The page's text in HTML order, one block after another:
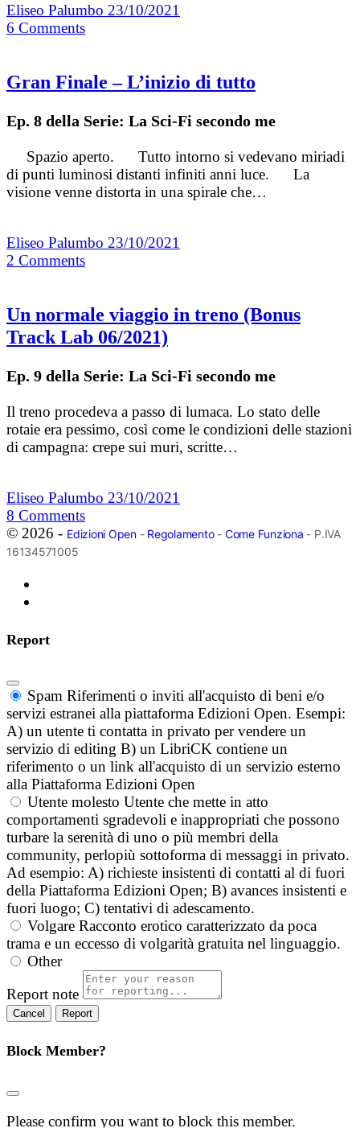
Eliseo Palumbo 23/10/2021
6 Comments
Gran Finale – L’inizio di tutto
Ep. 8 della Serie: La Sci-Fi secondo me
Spazio aperto. Tutto intorno si vedevano miriadi
di punti luminosi distanti infiniti anni luce. La
visione venne distorta in una spirale che…
Eliseo Palumbo 23/10/2021
2 Comments
Un normale viaggio in treno (Bonus
Track Lab 06/2021)
Ep. 9 della Serie: La Sci-Fi secondo me
Il treno procedeva a passo di lumaca. Lo stato delle
rotaie era pessimo, così come le condizioni delle stazioni
di campagna: crepe sui muri, scritte…
Eliseo Palumbo 23/10/2021
8 Comments
© 2026 - Edizioni Open- Regolamento- Come Funziona - P.IVA
16134571005
Report
Spam Riferimenti o inviti all'acquisto di beni e/o
servizi estranei alla piattaforma Edizioni Open. Esempi:
A) un utente ti contatta in privato per vendere un
servizio di editing B) un LibriCK contiene un
riferimento o un link all'acquisto di un servizio esterno
alla Piattaforma Edizioni Open
Utente molesto Utente che mette in atto
comportamenti sgradevoli e inappropriati che possono
turbare la serenità di uno o più membri della
community, perlopiù sottoforma di messaggi in privato.
Ad esempio: A) richieste insistenti di contatti al di fuori
della Piattaforma Edizioni Open; B) avances insistenti e
fuori luogo; C) tentativi di adescamento.
Volgare Racconto erotico caratterizzato da poca
trama e un eccesso di volgarità gratuita nel linguaggio.
Other
Report note
Report
Block Member?
Please confirm you want to block this member.